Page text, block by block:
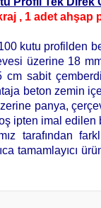
, 1 adet
kutu profilden
üzerine 18
cm sabit
beton zemin
panya,
ipten imal
tarafından
tamamlayıcı